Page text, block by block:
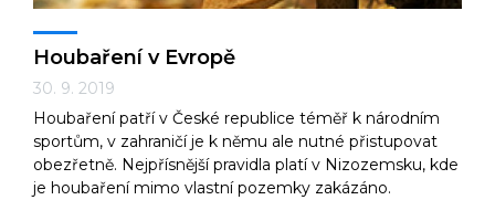
Houbaření v Evropě
30. 9. 2019
Houbaření patří v České republice téměř k národním
sportům, v zahraničí je k němu ale nutné přistupovat
obezřetně. Nejpřísnější pravidla platí v Nizozemsku, kde
je houbaření mimo vlastní pozemky zakázáno.